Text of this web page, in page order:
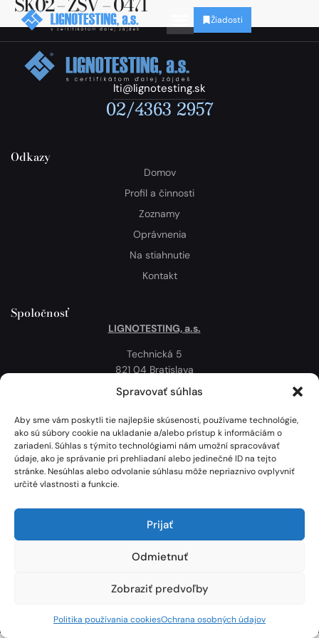
Spravovať súhlas
Aby sme vám poskytli tie najlepšie skúsenosti, používame technológie,
ako sú súbory cookie na ukladanie a/alebo prístup k informáciám o
zariadení. Súhlas s týmito technológiami nám umožní spracovávať
údaje, ako je správanie pri prehliadaní alebo jedinečné ID na tejto
stránke. Nesúhlas alebo odvolanie súhlasu môže nepriaznivo ovplyvniť
určité vlastnosti a funkcie.
Prijať
Odmietnuť
Zobraziť predvoľby
Politika používania cookiesOchrana osobných údajov
Žiadosti
lti@lignotesting.sk
02/4363 2957
Odkazy
Domov
Profil a činnosti
Zoznamy
Oprávnenia
Na stiahnutie
Kontakt
Spoločnosť
LIGNOTESTING, a.s.
Technická 5
821 04 Bratislava
Slovenská republika
Politika používania cookies
Mapa
Lignotesting, a. s. © 2024 | Všetky práva vyhradené. | Vytvoril: Marek Heinfarth.